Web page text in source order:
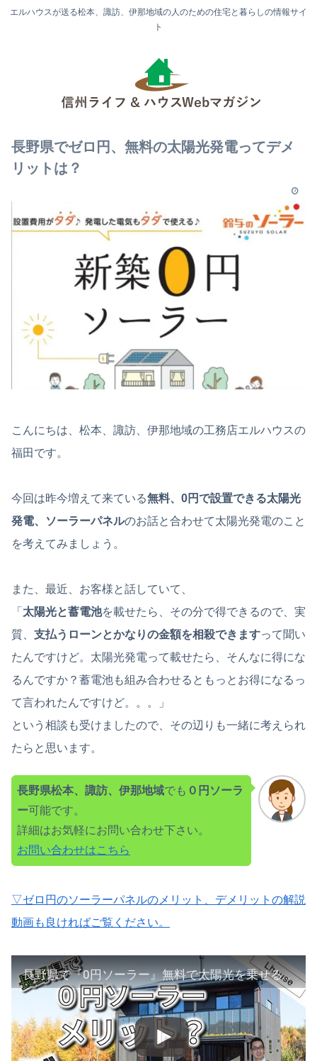
エルハウスが送る松本、諏訪、伊那地域の人のための住宅と暮らしの情報サイ
ト
長野県でゼロ円、無料の太陽光発電ってデメ
リットは？
こんにちは、松本、諏訪、伊那地域の工務店エルハウスの
福田です。
今回は昨今増えて来ている無料、0円で設置できる太陽光
発電、ソーラーパネルのお話と合わせて太陽光発電のこと
を考えてみましょう。
また、最近、お客様と話していて、
「 太陽光と蓄電池を載せたら、その分で得できるので、実
質、 支払うローンとかなりの金額を相殺できますって聞い
たんですけど。太陽光発電って載せたら、そんなに得にな
るんですか？蓄電池も組み合わせるともっとお得になるっ
て言われたんですけど。。。」
という相談も受けましたので、その辺りも一緒に考えられ
たらと思います。
長野県松本、諏訪、伊那地域でも ０円ソーラ
ー可能です。
詳細はお気軽にお問い合わせ下さい。
お問い合わせはこちら
▽ゼロ円のソーラーパネルのメリット、デメリットの解説
動画も良ければご覧ください。
長野県で『0円ソーラー』無料で太陽光を乗せるメリット、デメリットは？！